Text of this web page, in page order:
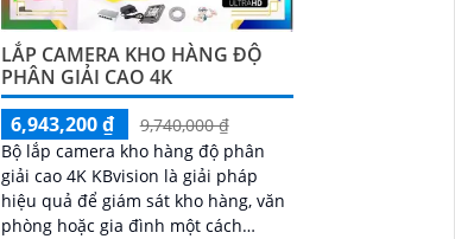
LẮP CAMERA KHO HÀNG ĐỘ
PHÂN GIẢI CAO 4K
6,943,200 ₫
9,740,000 ₫
Bộ lắp camera kho hàng độ phân
giải cao 4K KBvision là giải pháp
hiệu quả để giám sát kho hàng, văn
phòng hoặc gia đình một cách